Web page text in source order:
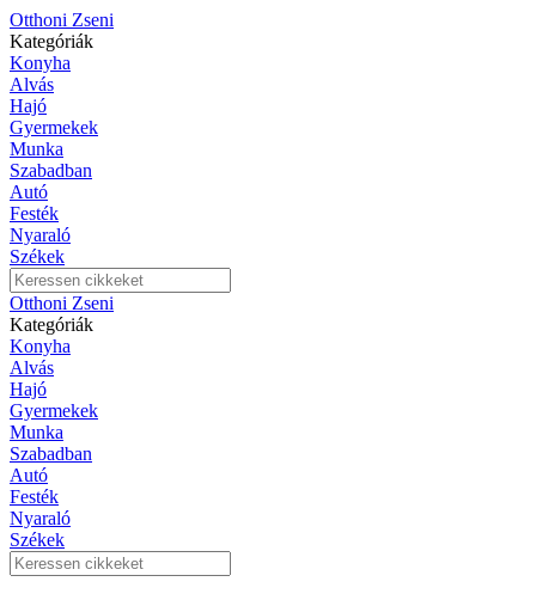
Otthoni Zseni
Kategóriák
Konyha
Alvás
Hajó
Gyermekek
Munka
Szabadban
Autó
Festék
Nyaraló
Székek
Otthoni Zseni
Kategóriák
Konyha
Alvás
Hajó
Gyermekek
Munka
Szabadban
Autó
Festék
Nyaraló
Székek